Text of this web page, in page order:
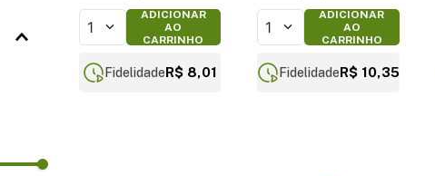
1
ADICIONAR
AO
CARRINHO
FidelidadeR$ 8,01
1
ADICIONAR
AO
CARRINHO
FidelidadeR$ 10,35